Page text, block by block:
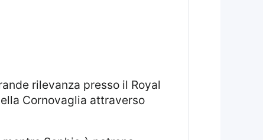
Cornovaglia attraverso